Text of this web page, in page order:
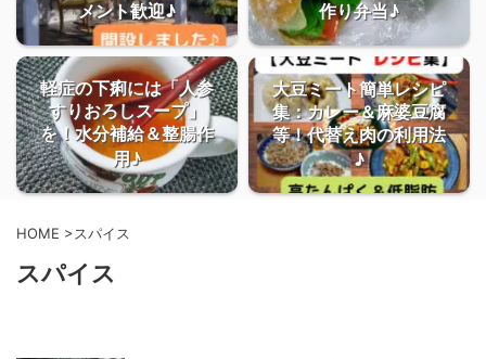
メント歓迎♪
作り弁当♪
軽症の下痢には「人参
すりおろしスープ」
を！水分補給＆整腸作
用♪
大豆ミート簡単レシピ
集：カレー＆麻婆豆腐
等！代替え肉の利用法
♪
HOME >スパイス
スパイス